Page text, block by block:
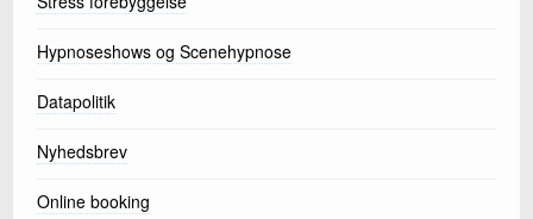
Hypnoseshows og Scenehypnose
Datapolitik
Nyhedsbrev
Online booking